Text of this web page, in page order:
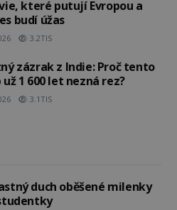
které putují Evropou a
budí úžas
3.2TIS
zázrak z Indie: Proč tento
už 1 600 let nezná rez?
3.1TIS
duch oběšené milenky